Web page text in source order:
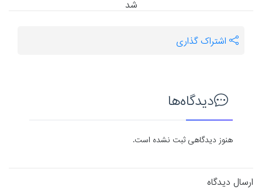
اشتراک گذاری
دیدگاه‌ها
هنوز دیدگاهی ثبت نشده است.
ارسال دیدگاه